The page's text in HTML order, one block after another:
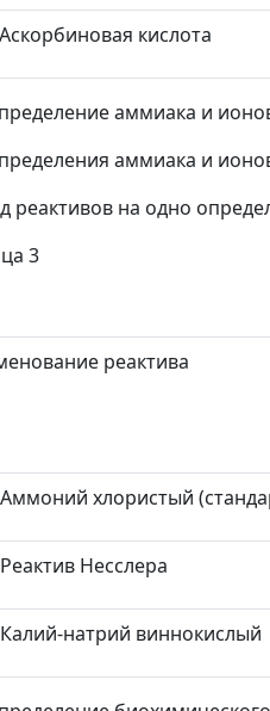
Аскорбиновая кислота
аммиака и
аммиака и
реактивов на одно
3
реактива
Аммоний хлористый
Реактив Несслера
Калий-натрий виннокислый